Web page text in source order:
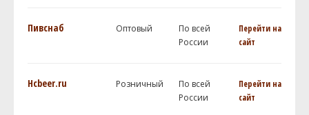
Пивснаб Оптовый
По всей
России
Перейти на
сайт
Hcbeer.ru Розничный
По всей
России
Перейти на
сайт